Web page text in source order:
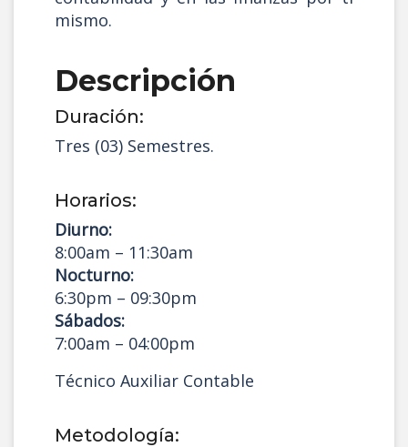
mismo.
Descripción
Duración:
Tres (03) Semestres.
Horarios:
Diurno:
8:00am – 11:30am
Nocturno:
6:30pm – 09:30pm
Sábados:
7:00am – 04:00pm
Técnico Auxiliar Contable
Metodología: